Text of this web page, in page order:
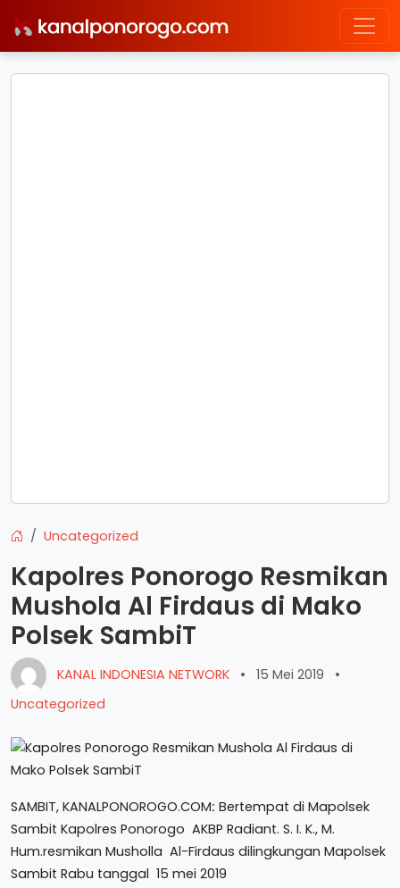
Uncategorized
Kapolres Ponorogo Resmikan
Mushola Al Firdaus di Mako
Polsek SambiT
KANAL INDONESIA NETWORK • 15 Mei 2019
•
Uncategorized
SAMBIT, KANALPONOROGO.COM: Bertempat di Mapolsek
Sambit Kapolres Ponorogo AKBP Radiant. S. I. K., M.
Hum.resmikan Musholla Al-Firdaus dilingkungan Mapolsek
Sambit Rabu tanggal 15 mei 2019